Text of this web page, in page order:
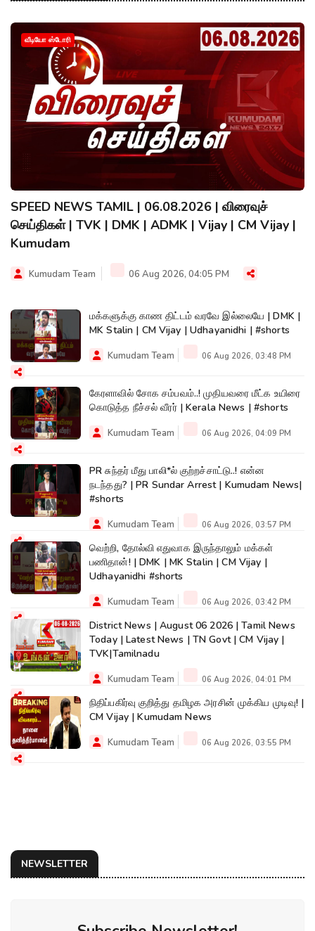
வீடியோ ஸ்டோரி
SPEED NEWS TAMIL | 06.08.2026 | விரைவுச்
செய்திகள் | TVK | DMK | ADMK | Vijay | CM Vijay |
Kumudam
Kumudam Team 06 Aug 2026, 04:05 PM
மக்களுக்கு காண திட்டம் வரவே இல்லையே | DMK |
MK Stalin | CM Vijay | Udhayanidhi | #shorts
Kumudam Team 06 Aug 2026, 03:48 PM
கேரளாவில் சோக சம்பவம்..! முதியவரை மீட்க உயிரை
கொடுத்த நீச்சல் வீரர் | Kerala News | #shorts
Kumudam Team 06 Aug 2026, 04:09 PM
PR சுந்தர் மீது பாலி*ல் குற்றச்சாட்டு..! என்ன
நடந்தது? | PR Sundar Arrest | Kumudam News|
#shorts
Kumudam Team 06 Aug 2026, 03:57 PM
வெற்றி, தோல்வி எதுவாக இருந்தாலும் மக்கள்
பணிதான்! | DMK | MK Stalin | CM Vijay |
Udhayanidhi #shorts
Kumudam Team 06 Aug 2026, 03:42 PM
District News | August 06 2026 | Tamil News
Today | Latest News | TN Govt | CM Vijay |
TVK|Tamilnadu
Kumudam Team 06 Aug 2026, 04:01 PM
நிதிப்பகிர்வு குறித்து தமிழக அரசின் முக்கிய முடிவு! |
CM Vijay | Kumudam News
Kumudam Team 06 Aug 2026, 03:55 PM
NEWSLETTER